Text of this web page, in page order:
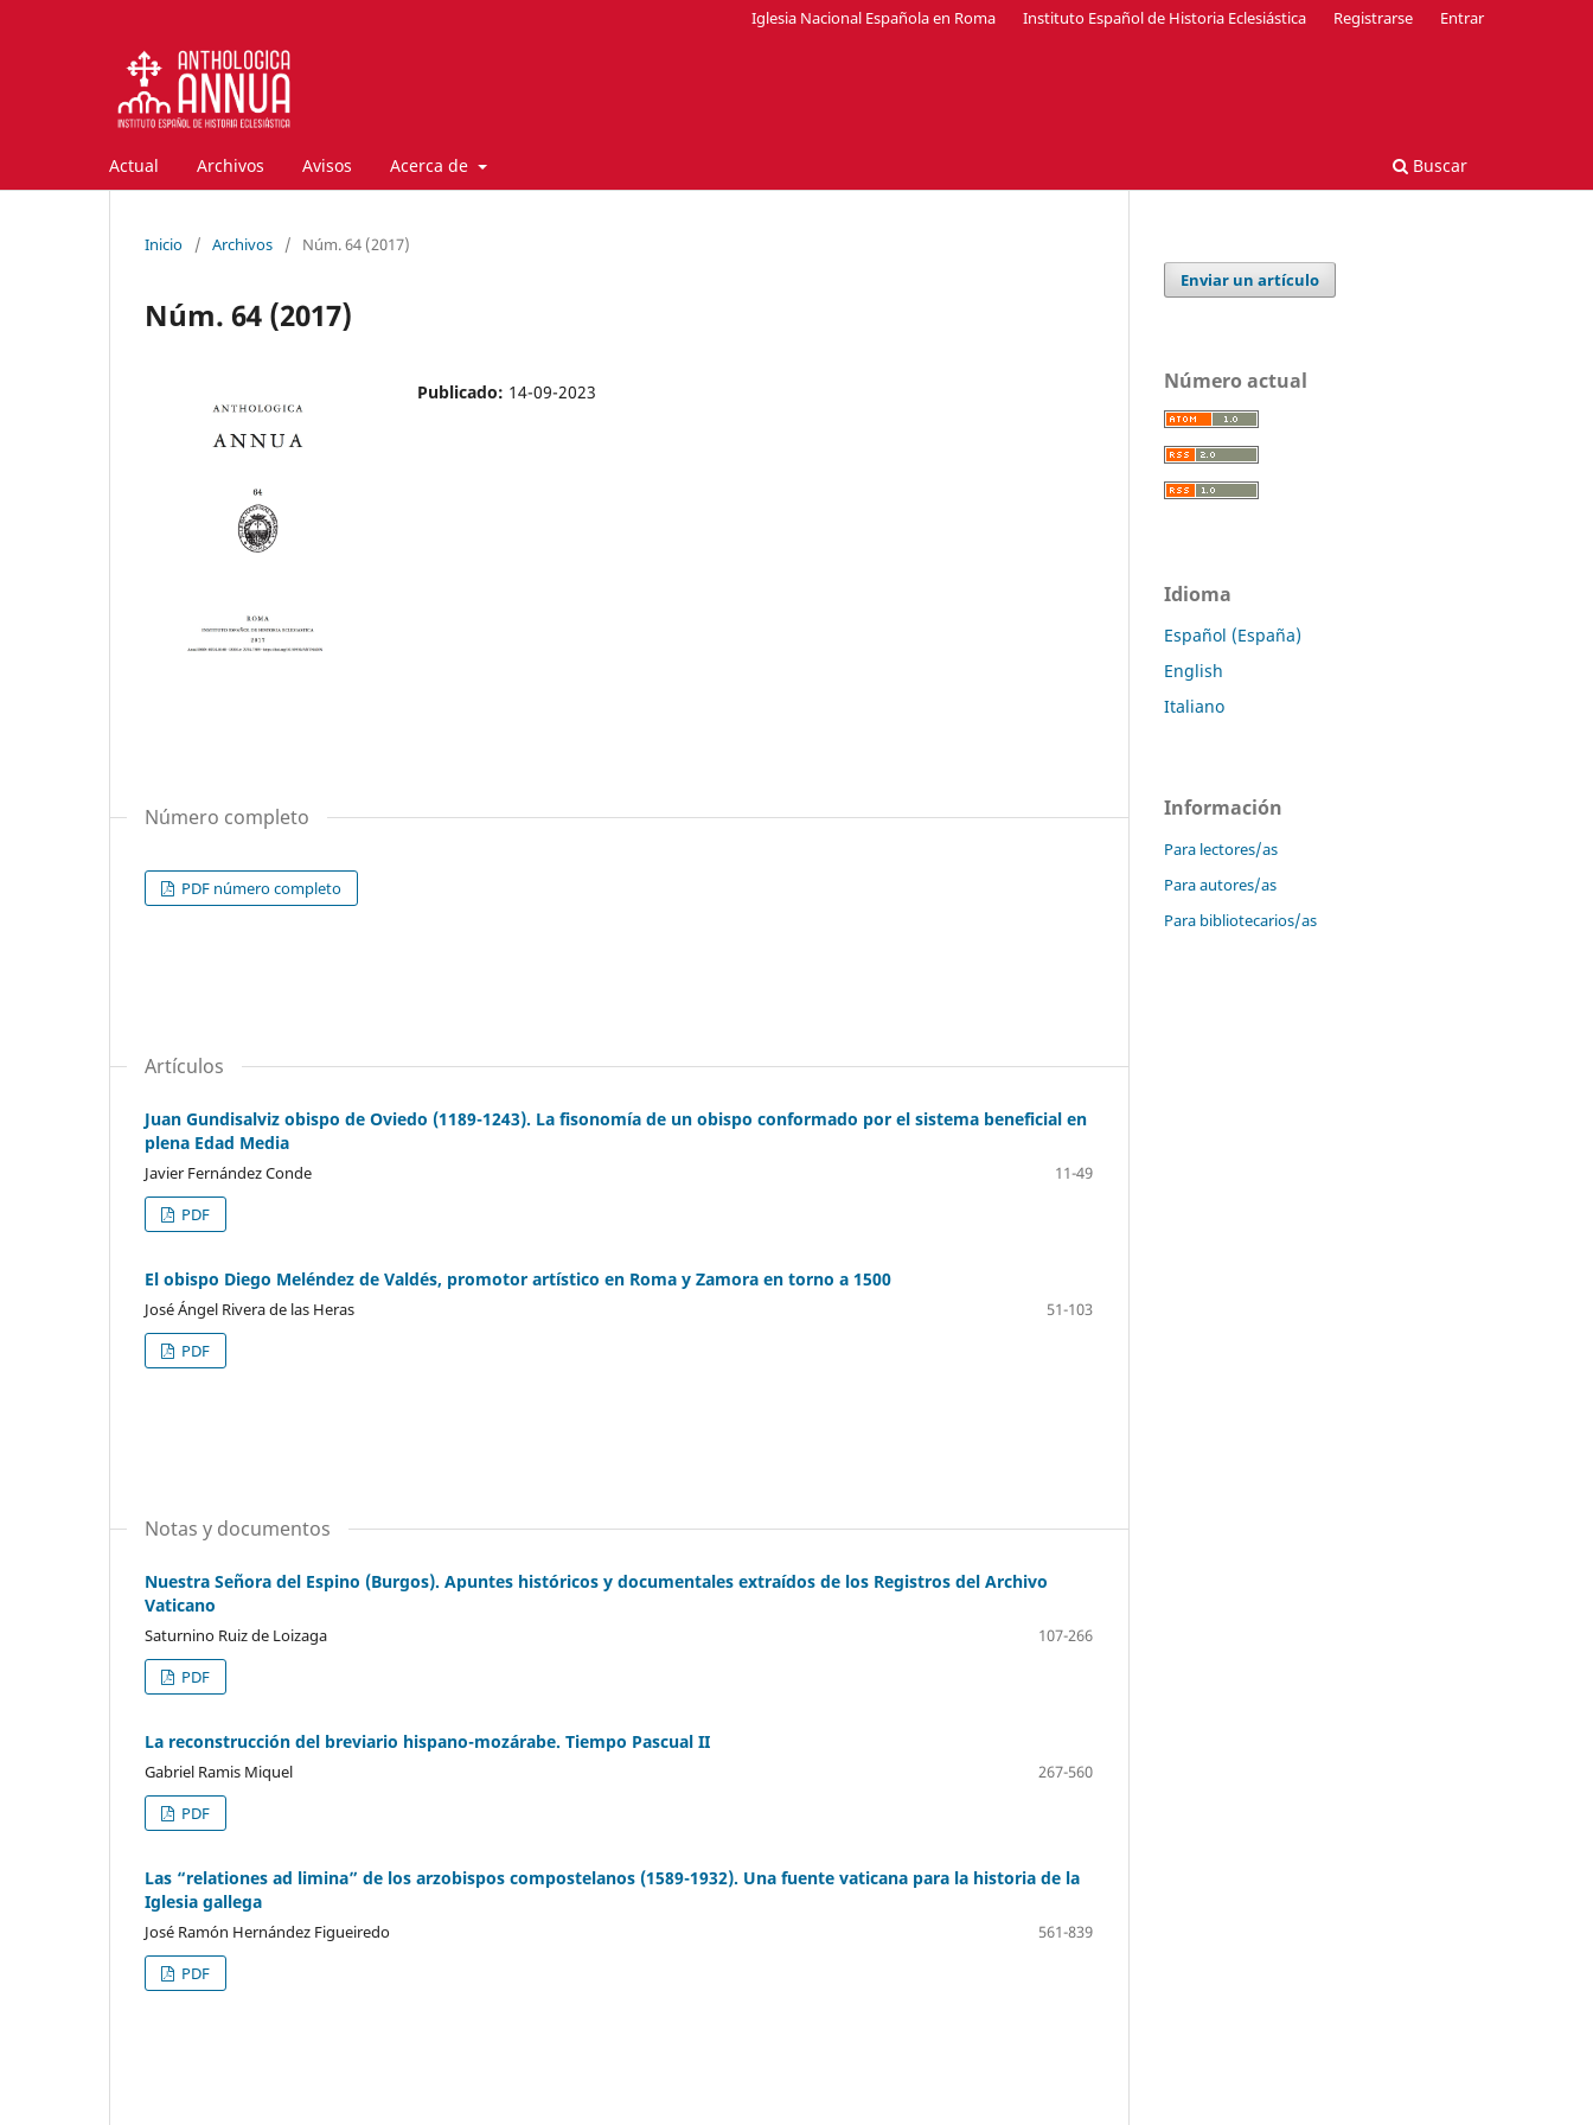
Actual Archivos Avisos Acerca de Buscar
Iglesia Nacional Española en Roma Instituto Español de Historia Eclesiástica Registrarse Entrar
Inicio / Archivos / Núm. 64 (2017)
Núm. 64 (2017)
Publicado: 14-09-2023
Número completo
PDF número completo
Artículos
Juan Gundisalviz obispo de Oviedo (1189-1243). La fisonomía de un obispo conformado por el sistema beneficial en
plena Edad Media
Javier Fernández Conde
11-49
PDF
El obispo Diego Meléndez de Valdés, promotor artístico en Roma y Zamora en torno a 1500
José Ángel Rivera de las Heras
51-103
PDF
Notas y documentos
Nuestra Señora del Espino (Burgos). Apuntes históricos y documentales extraídos de los Registros del Archivo
Vaticano
Saturnino Ruiz de Loizaga
107-266
PDF
La reconstrucción del breviario hispano-mozárabe. Tiempo Pascual II
Gabriel Ramis Miquel
267-560
PDF
Las “relationes ad limina” de los arzobispos compostelanos (1589-1932). Una fuente vaticana para la historia de la
Iglesia gallega
José Ramón Hernández Figueiredo
561-839
PDF
Enviar un artículo
Número actual
Idioma
Español (España)
English
Italiano
Información
Para lectores/as
Para autores/as
Para bibliotecarios/as